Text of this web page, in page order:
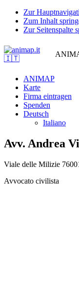
Zur
Zum Inhalt
Zur Seitenspalte
ANIMAP
Karte
Firma eintragen
Spenden
Deutsch
Italiano
Avv. Andrea
Viale delle Milizie 76
Avvocato civilista